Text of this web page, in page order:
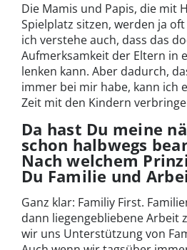
Die Mamis und Papis, die mit
Spielplatz sitzen, werden ja
ich verstehe auch, dass das
Aufmerksamkeit der Eltern in
lenken kann. Aber dadurch,
immer bei mir habe, kann ich
Zeit mit den Kindern
Da hast Du meine
schon halbwegs
Nach welchem
Du Familie und
Ganz klar: Familiy First.
dann liegengebliebene Arbeit
wir uns Unterstützung von